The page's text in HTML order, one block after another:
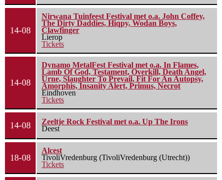
14-08
Nirwana Tuinfeest Festival met o.a. John Coffey,
The Dirty Daddies, Hiqpy, Wodan Boys,
Clawfinger
Lierop
Tickets
14-08
Dynamo MetalFest Festival met o.a. In Flames,
Lamb Of God, Testament, Overkill, Death Angel,
Urne, Slaughter To Prevail, Fit For An Autopsy,
Amorphis, Insanity Alert, Primus, Necrot
Eindhoven
Tickets
14-08
Zeeltje Rock Festival met o.a. Up The Irons
Deest
18-08
Alcest
TivoliVredenburg (TivoliVredenburg (Utrecht))
Tickets